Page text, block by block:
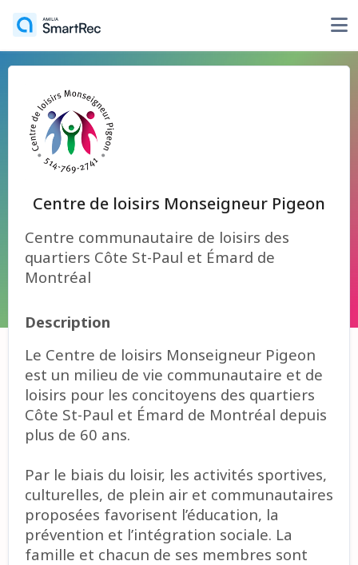
Centre de loisirs Monseigneur Pigeon
Centre communautaire de loisirs des
quartiers Côte St-Paul et Émard de
Montréal
Description
Le Centre de loisirs Monseigneur Pigeon
est un milieu de vie communautaire et de
loisirs pour les concitoyens des quartiers
Côte St-Paul et Émard de Montréal depuis
plus de 60 ans.
Par le biais du loisir, les activités sportives,
culturelles, de plein air et communautaires
proposées favorisent l’éducation, la
prévention et l’intégration sociale. La
famille et chacun de ses membres sont